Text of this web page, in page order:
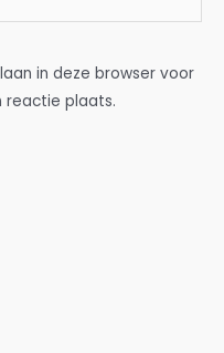
in deze browser voor
reactie plaats.